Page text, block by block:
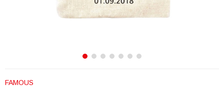
FAMOUS